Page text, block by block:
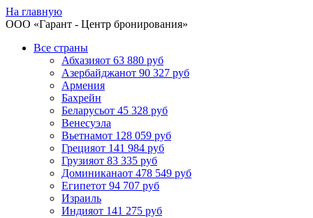
На главную
ООО «Гарант - Центр бронирования»
Все страны
Абхазияот 63 880 руб
Азербайджанот 90 327 руб
Армения
Бахрейн
Беларусьот 45 328 руб
Венесуэла
Вьетнамот 128 059 руб
Грецияот 141 984 руб
Грузияот 83 335 руб
Доминиканаот 478 549 руб
Египетот 94 707 руб
Израиль
Индияот 141 275 руб